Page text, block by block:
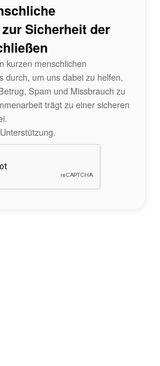
Sicherheit der
kurzen menschlichen
durch, um uns dabei zu helfen,
Spam und Missbrauch zu
trägt zu einer sicheren